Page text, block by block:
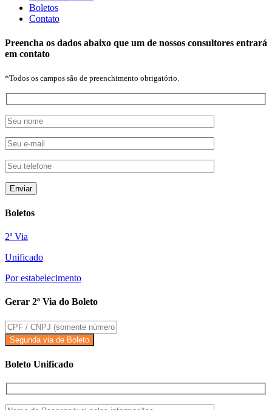
Boletos
Contato
Preencha os dados abaixo que um de nossos consultores entrará
em contato
*Todos os campos são de preenchimento obrigatório.
Boletos
2ª Via
Unificado
Por estabelecimento
Gerar 2ª Via do Boleto
Boleto Unificado